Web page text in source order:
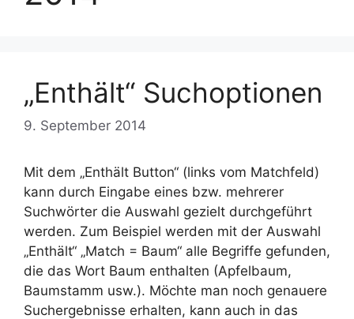
„Enthält“ Suchoptionen
9. September 2014
Mit dem „Enthält Button“ (links vom Matchfeld)
kann durch Eingabe eines bzw. mehrerer
Suchwörter die Auswahl gezielt durchgeführt
werden. Zum Beispiel werden mit der Auswahl
„Enthält“ „Match = Baum“ alle Begriffe gefunden,
die das Wort Baum enthalten (Apfelbaum,
Baumstamm usw.). Möchte man noch genauere
Suchergebnisse erhalten, kann auch in das